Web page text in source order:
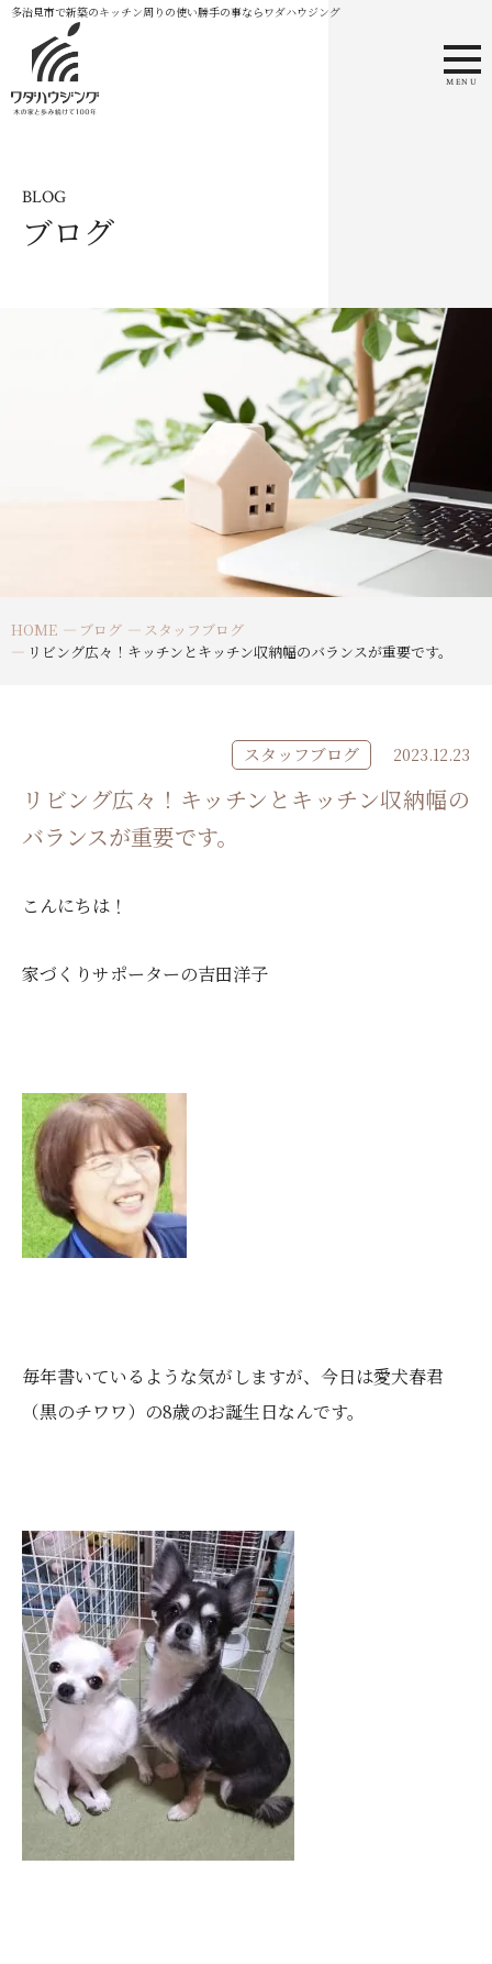
多治見市で新築のキッチン周りの使い勝手の事ならワダハウジング
MENU
BLOG
ブログ
HOME ブログ
スタッフブログ
リビング広々！キッチンとキッチン収納幅のバランスが重要です。
スタッフブログ 2023.12.23
リビング広々！キッチンとキッチン収納幅の
バランスが重要です。
こんにちは！
家づくりサポーターの吉田洋子
毎年書いているような気がしますが、今日は愛犬春君
（黒のチワワ）の8歳のお誕生日なんです。